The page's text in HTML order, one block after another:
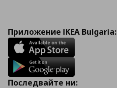
Приложение IKEA Bulgaria:
Последвайте ни: